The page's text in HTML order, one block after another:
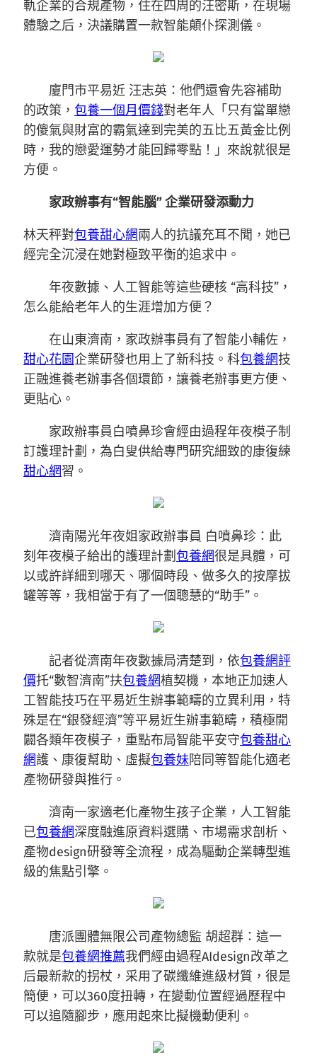
軌企業的合規產物，住在四周的汪密斯，在現場
體驗之后，決議購置一款智能顛仆探測儀。
廈門市平易近 汪志英：他們還會先容補助
的政策， 包養一個月價錢對老年人「只有當單戀
的傻氣與財富的霸氣達到完美的五比五黃金比例
時，我的戀愛運勢才能回歸零點！」來說就很是
方便。
家政辦事有“智能腦” 企業研發添動力
林天秤對包養甜心網兩人的抗議充耳不聞，她已
經完全沉浸在她對極致平衡的追求中。
年夜數據、人工智能等這些硬核 “高科技”，
怎么能給老年人的生涯增加方便？
在山東濟南，家政辦事員有了智能小輔佐，
甜心花園企業研發也用上了新科技。科包養網技
正融進養老辦事各個環節，讓養老辦事更方便、
更貼心。
家政辦事員白噴鼻珍會經由過程年夜模子制
訂護理計劃，為白叟供給專門研究細致的康復練
甜心網習。
濟南陽光年夜姐家政辦事員 白噴鼻珍：此
刻年夜模子給出的護理計劃 包養網很是具體，可
以或許詳細到哪天、哪個時段、做多久的按摩拔
罐等等，我相當于有了一個聰慧的“助手”。
記者從濟南年夜數據局清楚到，依包養網評
價托“數智濟南”扶包養網植契機，本地正加速人
工智能技巧在平易近生辦事範疇的立異利用，特
殊是在“銀發經濟”等平易近生辦事範疇，積極開
闢各類年夜模子，重點布局智能平安守包養甜心
網護、康復幫助、虛擬包養妹陪同等智能化適老
產物研發與推行。
濟南一家適老化產物生孩子企業，人工智能
已包養網深度融進原資料選購、市場需求剖析、
產物design研發等全流程，成為驅動企業轉型進
級的焦點引擎。
唐派團體無限公司產物總監 胡超群：這一
款就是包養網推薦我們經由過程AIdesign改革之
后最新款的拐杖，采用了碳纖維進級材質，很是
簡便，可以360度扭轉，在變動位置經過歷程中
可以追隨腳步，應用起來比擬機動便利。